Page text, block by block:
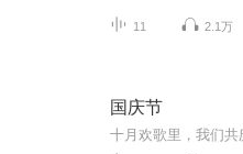
11 2.1万
国庆节